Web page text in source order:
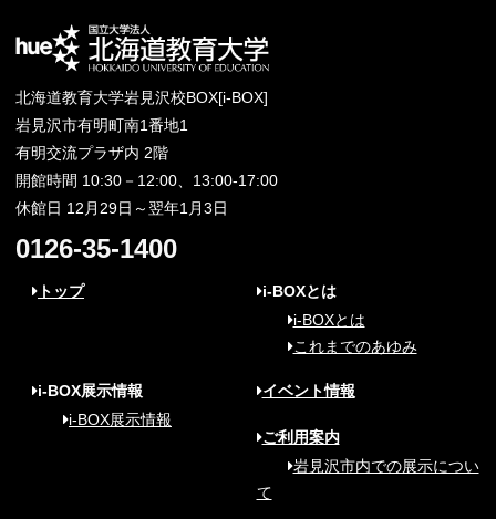
北海道教育大学岩見沢校BOX[i-BOX]
岩見沢市有明町南1番地1
有明交流プラザ内 2階
開館時間 10:30－12:00、13:00-17:00
休館日 12月29日～翌年1月3日
0126-35-1400
トップ
i-BOXとは
i-BOXとは
これまでのあゆみ
i-BOX展示情報
i-BOX展示情報
イベント情報
ご利用案内
岩見沢市内での展示につい
て